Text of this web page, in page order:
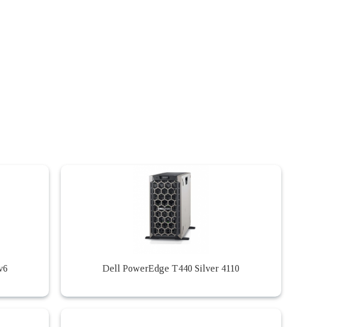
Dell PowerEdge T440 Silver 4110